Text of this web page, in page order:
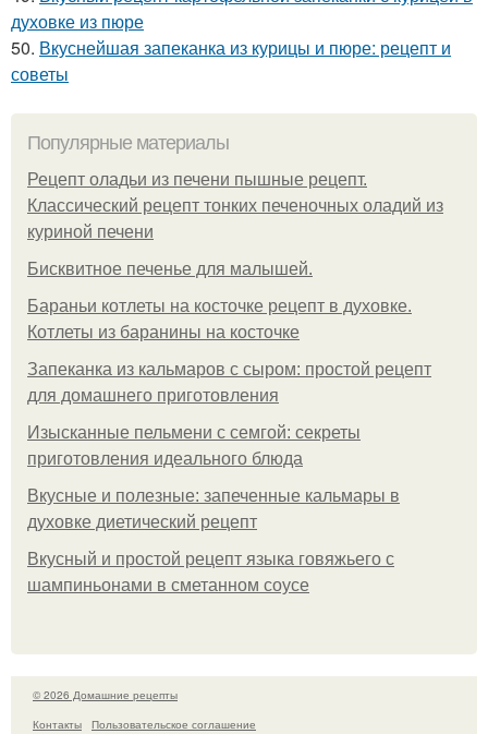
духовке из пюре
50. Вкуснейшая запеканка из курицы и пюре: рецепт и
советы
Популярные материалы
Рецепт оладьи из печени пышные рецепт.
Классический рецепт тонких печеночных оладий из
куриной печени
Бисквитное печенье для малышей.
Бараньи котлеты на косточке рецепт в духовке.
Котлеты из баранины на косточке
Запеканка из кальмаров с сыром: простой рецепт
для домашнего приготовления
Изысканные пельмени с семгой: секреты
приготовления идеального блюда
Вкусные и полезные: запеченные кальмары в
духовке диетический рецепт
Вкусный и простой рецепт языка говяжьего с
шампиньонами в сметанном соусе
© 2026 Домашние рецепты
Контакты
Пользовательское соглашение